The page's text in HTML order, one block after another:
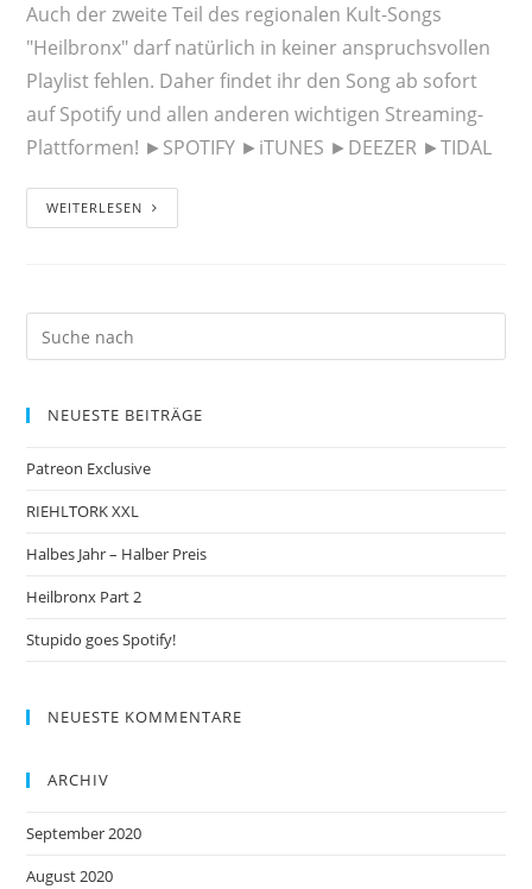
Auch der zweite Teil des regionalen Kult-Songs
"Heilbronx" darf natürlich in keiner anspruchsvollen
Playlist fehlen. Daher findet ihr den Song ab sofort
auf Spotify und allen anderen wichtigen Streaming-
Plattformen! ►SPOTIFY ►iTUNES ►DEEZER ►TIDAL
WEITERLESEN
NEUESTE BEITRÄGE
Patreon Exclusive
RIEHLTORK XXL
Halbes Jahr – Halber Preis
Heilbronx Part 2
Stupido goes Spotify!
NEUESTE KOMMENTARE
ARCHIV
September 2020
August 2020